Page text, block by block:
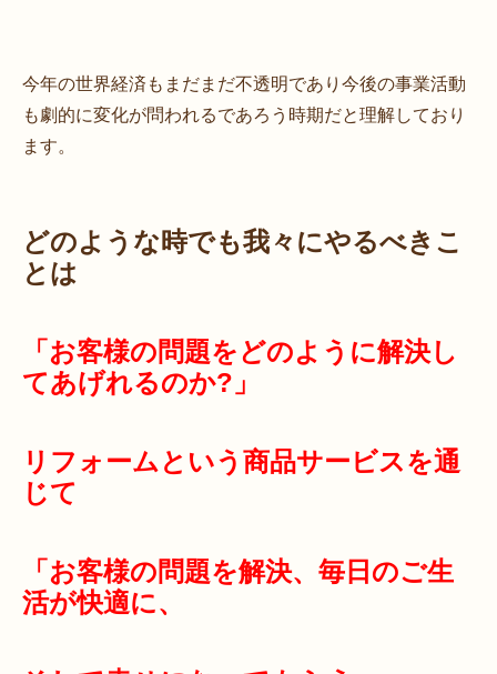
今年の世界経済もまだまだ不透明であり今後の事業活動
も劇的に変化が問われるであろう時期だと理解しており
ます。
どのような時でも我々にやるべきこ
とは
「お客様の問題をどのように解決し
てあげれるのか?」
リフォームという商品サービスを通
じて
「お客様の問題を解決、毎日のご生
活が快適に、